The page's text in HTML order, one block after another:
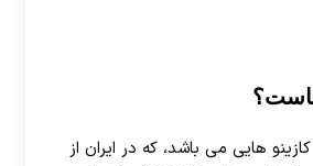
هایی می باشد، که در ایران از